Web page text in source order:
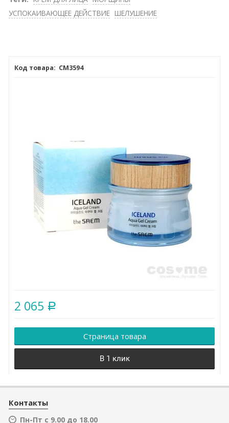
УСПОКАИВАЮЩЕЕ ДЕЙСТВИЕ ШЕЛУШЕНИЕ
СМ3594
2 065 Р
Страница товара
В 1 клик
Контакты
Пн-Пт с 9.00 до 18.00